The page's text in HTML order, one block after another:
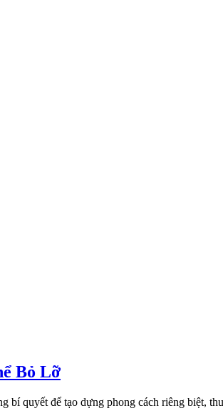
Bỏ Lỡ
bí quyết để tạo dựng phong cách riêng biệt,